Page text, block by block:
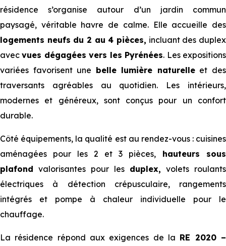
résidence s’organise autour d’un jardin commun
paysagé, véritable havre de calme. Elle accueille des
logements neufs du 2 au 4 pièces, incluant des duplex
avecvues dégagées vers les Pyrénées. Les expositions
variées favorisent une belle lumière naturelleet des
traversants agréables au quotidien. Les intérieurs,
modernes et généreux, sont conçus pour un confort
durable.
Côté équipements, la qualité est au rendez-vous : cuisines
aménagées pour les 2 et 3 pièces, hauteurs sous
plafond valorisantes pour les duplex, volets roulants
électriques à détection crépusculaire, rangements
intégrés et pompe à chaleur individuelle pour le
chauffage.
La résidence répond aux exigences de la RE 2020 –